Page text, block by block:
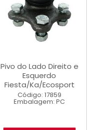
Pivo do Lado Direito e
Esquerdo
Fiesta/Ka/Ecosport
Código: 17859
Embalagem: PC